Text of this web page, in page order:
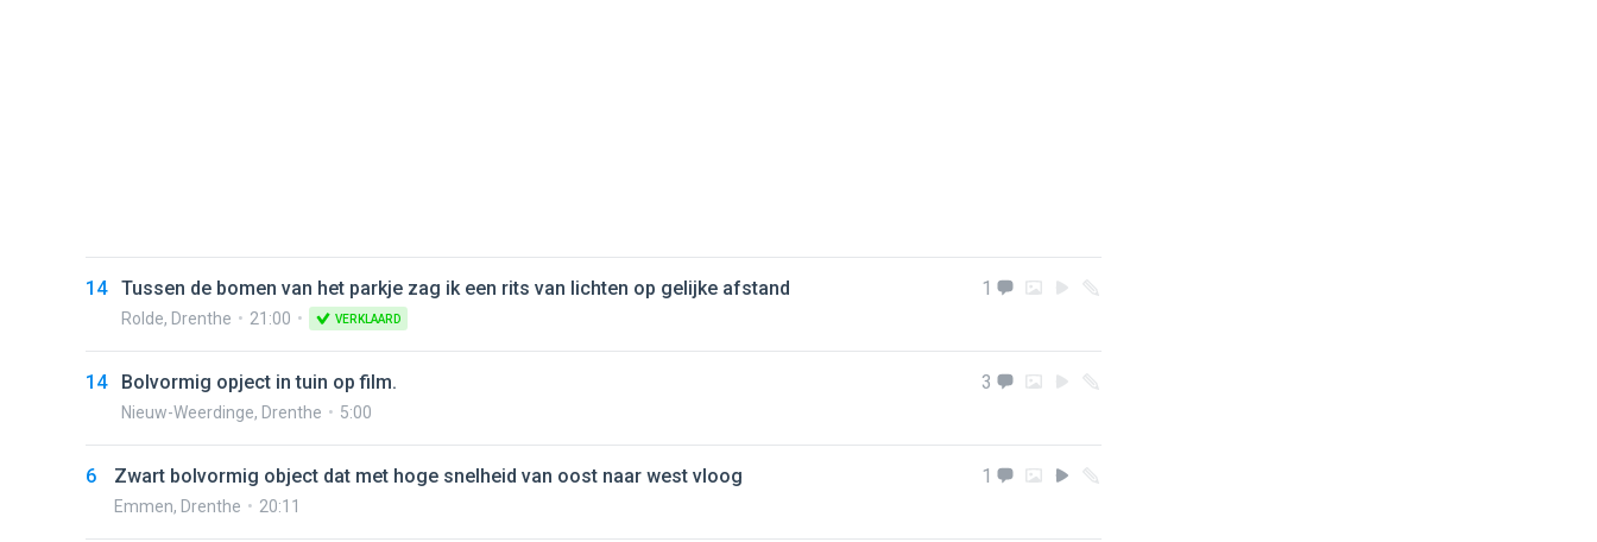
14 Tussen de bomen van het parkje zag ik een rits van lichten op gelijke afstand
Rolde, Drenthe 21:00 VERKLAARD
1
14 Bolvormig opject in tuin op film.
Nieuw-Weerdinge, Drenthe 5:00
3
6 Zwart bolvormig object dat met hoge snelheid van oost naar west vloog
Emmen, Drenthe 20:11
1